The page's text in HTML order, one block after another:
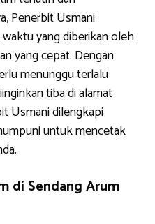
Penerbit Usmani
yang diberikan oleh
yang cepat. Dengan
menunggu terlalu
tiba di alamat
Usmani dilengkapi
untuk mencetak
di Sendang Arum